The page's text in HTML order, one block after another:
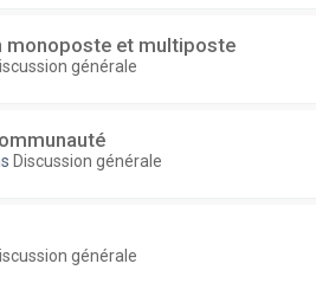
monoposte et multiposte
générale
Discussion générale
générale